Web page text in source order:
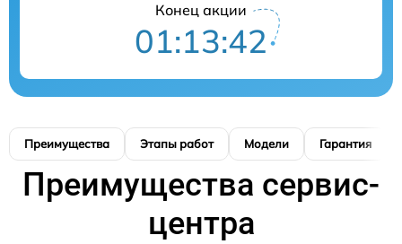
Конец акции
01:13:41
Преимущества Этапы работ Модели Гарантия
Преимущества сервис-
центра